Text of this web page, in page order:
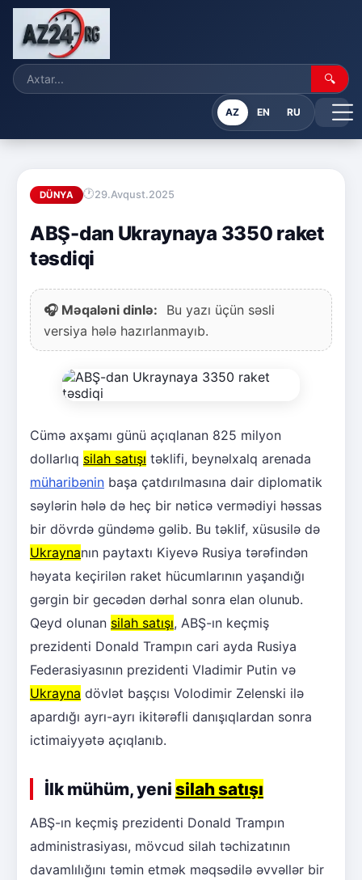
🔍
AZ EN RU
DÜNYA 29.Avqust.2025
ABŞ-dan Ukraynaya 3350 raket
təsdiqi
🎧 Məqaləni dinlə:
Bu yazı üçün səsli
versiya hələ hazırlanmayıb.
Cümə axşamı günü açıqlanan 825 milyon
dollarlıq silah satışı təklifi, beynəlxalq arenada
müharibənin başa çatdırılmasına dair diplomatik
səylərin hələ də heç bir nəticə vermədiyi həssas
bir dövrdə gündəmə gəlib. Bu təklif, xüsusilə də
Ukraynanın paytaxtı Kiyevə Rusiya tərəfindən
həyata keçirilən raket hücumlarının yaşandığı
gərgin bir gecədən dərhal sonra elan olunub.
Qeyd olunan silah satışı, ABŞ-ın keçmiş
prezidenti Donald Trampın cari ayda Rusiya
Federasiyasının prezidenti Vladimir Putin və
Ukrayna dövlət başçısı Volodimir Zelenski ilə
apardığı ayrı-ayrı ikitərəfli danışıqlardan sonra
ictimaiyyətə açıqlanıb.
İlk mühüm, yeni silah satışı
ABŞ-ın keçmiş prezidenti Donald Trampın
administrasiyası, mövcud silah təchizatının
davamlılığını təmin etmək məqsədilə əvvəllər bir